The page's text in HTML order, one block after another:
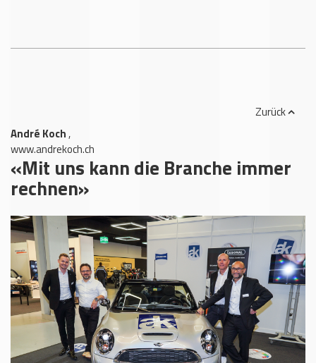
André Koch,
www.andrekoch.ch
Zurück
«Mit uns kann die Branche immer
rechnen»